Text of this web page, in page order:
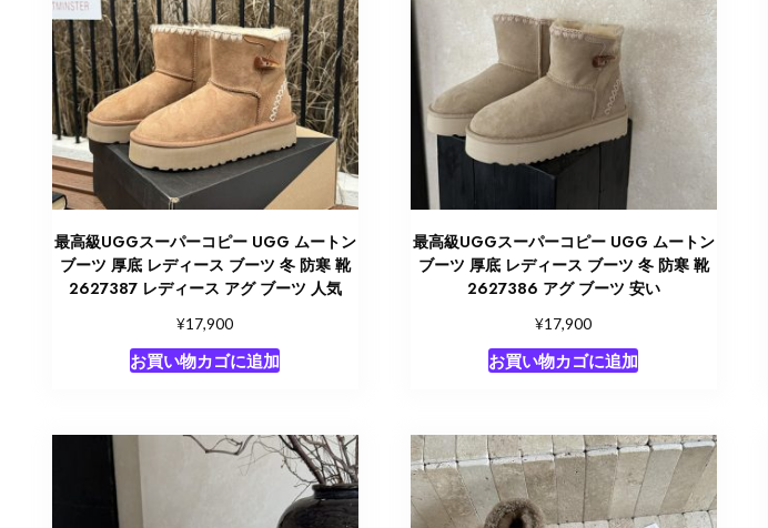
最高級UGGスーパーコピー UGG ムートン
ブーツ 厚底 レディース ブーツ 冬 防寒 靴
2627387 レディース アグ ブーツ 人気
¥17,900
お買い物カゴに追加
最高級UGGスーパーコピー UGG ムートン
ブーツ 厚底 レディース ブーツ 冬 防寒 靴
2627386 アグ ブーツ 安い
¥17,900
お買い物カゴに追加